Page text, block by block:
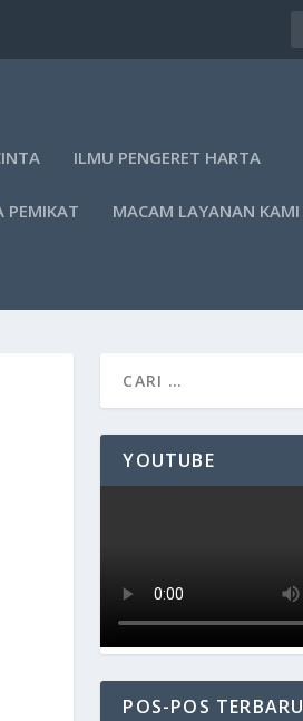
ILMU PENGERET HARTA
PEMIKAT MACAM LAYANAN KAMI
YOUTUBE
POS-POS TERBARU